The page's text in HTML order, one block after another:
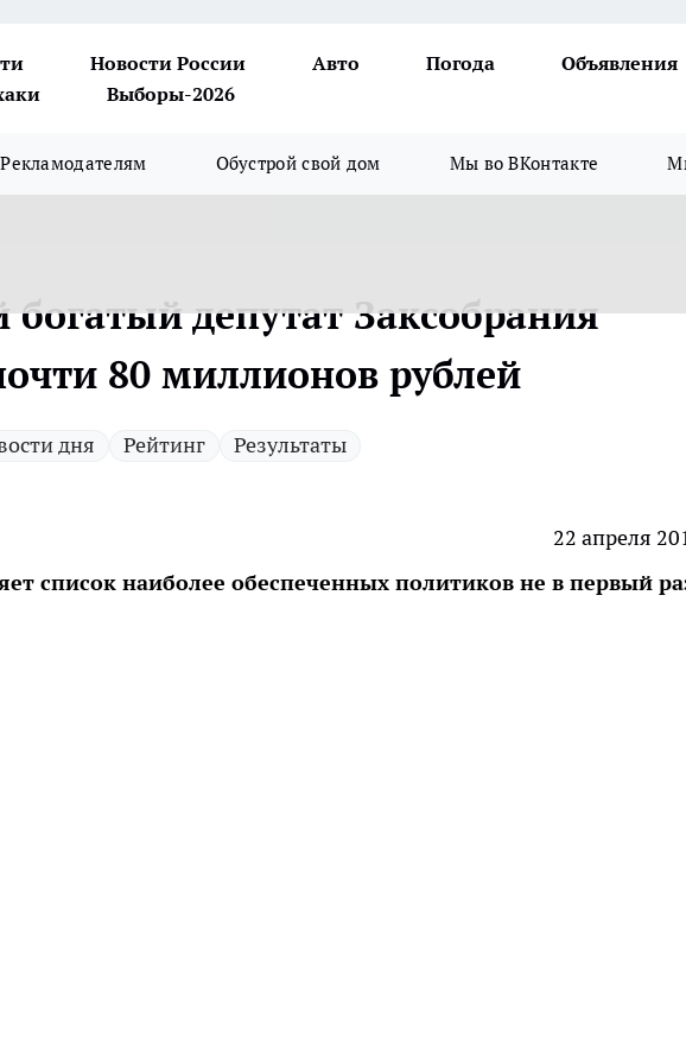
Новости России Авто Погода
Объявления
Выборы-2026
Рекламодателям Обустрой свой дом Мы во ВКонтакте
депутат Заксобрания
80 миллионов рублей
дня Рейтинг Результаты
22 апреля
список наиболее обеспеченных политиков не в первый